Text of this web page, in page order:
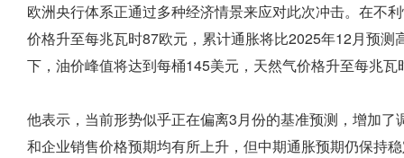
欧洲央行体系正通过多种经济情景来应对此次冲击。在不
价格升至每兆瓦时87欧元，累计通胀将比2025年12月预
下，油价峰值将达到每桶145美元，天然气价格升至每兆
他表示，当前形势似乎正在偏离3月份的基准预测，增加
和企业销售价格预期均有所上升，但中期通胀预期仍保持